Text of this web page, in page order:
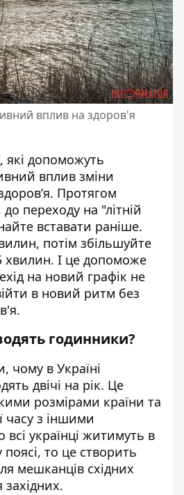
вплив на здоров'я
які допоможуть
вплив зміни
Протягом
переходу на "літній
вставати раніше.
потім збільшуйте
хвилин. І це допоможе
на новий графік не
в новий ритм без
годинники?
чому в Україні
двічі на рік. Це
розмірами країни та
часу з іншими
українці житимуть в
то це створить
мешканців східних
західних.